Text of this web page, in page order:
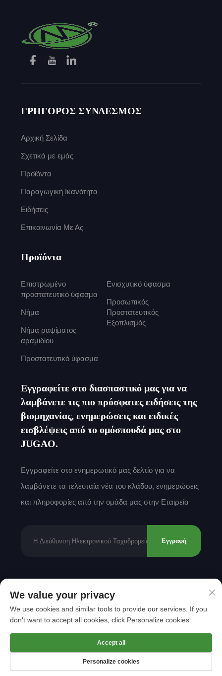
ΓΡΗΓΟΡΟΣ ΣΥΝΔΕΣΜΟΣ
Αρχική Σελίδα
Σχετικά με εμάς
Προϊόντα
Παραγωγική Ικανότητα
Ειδήσεις
Επικοινωνία Με Ας
Προϊόντα
Επιστρωμένο
προστατευτικό ύφασμα
Νήμα
Νήμα ραψίματος
αραμιδίου
Προστατευτικό ύφασμα
Ενισχυτικό ύφασμα
Προσωπικός
Προστατευτικός
Εξοπλισμός
Εγγραφείτε στο διασπαστικό μας για να
λαμβάνετε τις πιο πρόσφατες ειδήσεις της
βιομηχανίας, ενημερώσεις και ειδικές
εισβλέψεις από το ομόσπουδά μας στο
JUGAO.
Εγγραφείτε στο ενημερωτικό μας δελτίο για να
λαμβάνετε τα τελευταία νέα του κλάδου, ενημερώσεις
και πληροφορίες από την ομάδα μας στην Εταιρεία
Εγγραφή
Shantou Mingda Textile Co., Ltd.
Απορρήτου
Μετακίνηση στην κορυφή
Αρχική Σελίδα Προϊόν Σχετικά ΕΠΑΦΗ
We value your privacy
We use cookies and similar tools to provide our services. If you
don't want to accept all cookies, click Personalize cookies.
Personalize cookies
Accept all